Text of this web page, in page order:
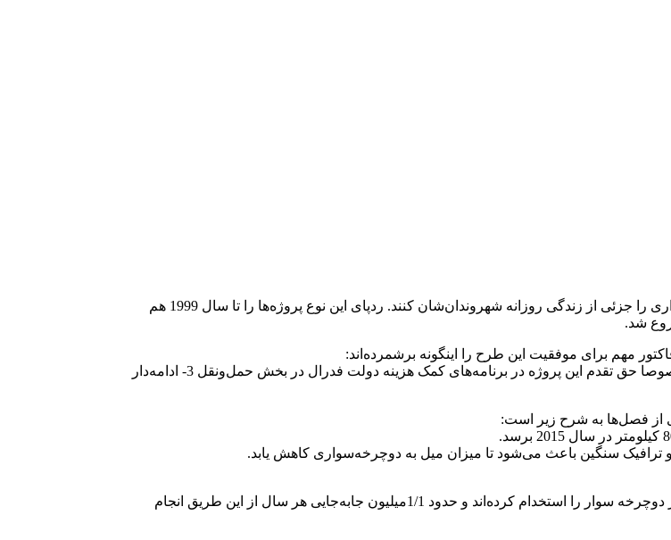
مسئولان شهری شیکاگو تصمیم گرفته‌اند، طی پروژه‌ای 10ساله (تا سال 2015)، دوچرخه‌سواری را جزئی از زندگی روزانه شهروندان‌شان کنند. ردپای این نوع پروژه‌ها را تا سال 1999 هم
1- تعهد متولیان اصلی شهر در انجام استراتژی‌های پیشنهاد‌شده 2- بودجه کافی و مداوم؛ مخصوصا حق تقدم این پروژه در برنامه‌های کمک هزینه دولت فدرال در بخش حمل‌ونقل 3- ادامه‌دار
سنگین باعث می‌شود تا میزان میل به دوچرخه‌سواری کاهش یابد.
پیک دوچرخه‌ای؛ شرکت‌هایی مخصوص این امر شروع به‌کار کرده که تاکنون بیش از 300هزار دوچرخه‌ سوار را استخدام کرده‌اند و حدود 1/1میلیون جا‌به‌جایی هر سال از این طریق انجام